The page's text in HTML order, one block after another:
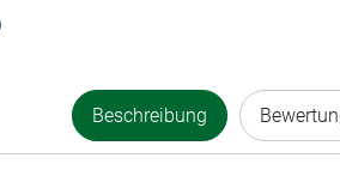
Beschreibung